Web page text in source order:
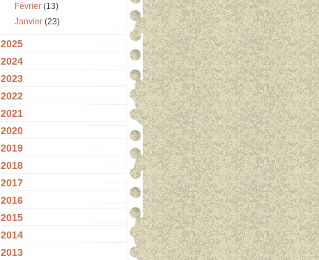
Février (13)
Janvier (23)
2025
2024
2023
2022
2021
2020
2019
2018
2017
2016
2015
2014
2013